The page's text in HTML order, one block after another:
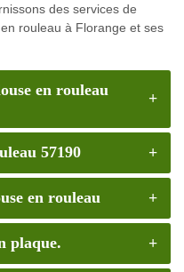
des services de
rouleau à Florange et ses
en rouleau
57190
en rouleau
plaque.